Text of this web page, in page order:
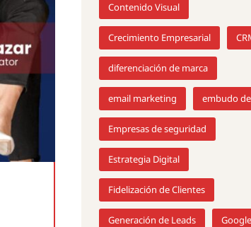
Contenido Visual
Crecimiento Empresarial
diferenciación de marca
email marketing embudo
Empresas de seguridad
Estrategia Digital
Fidelización de Clientes
Generación de Leads